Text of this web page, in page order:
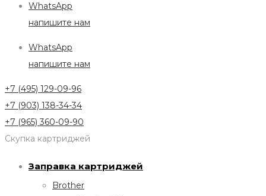
WhatsApp
напишите нам
WhatsApp
напишите нам
+7 (495) 129-09-96
+7 (903) 138-34-34
+7 (965) 360-09-90
Скупка картриджей
Заправка картриджей
Brother